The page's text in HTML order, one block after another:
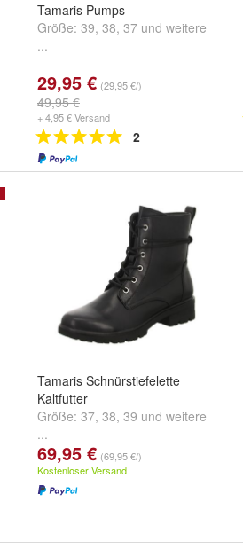
Tamaris Pumps
Größe: 39, 38, 37 und weitere
...
29,95 € (29,95 €/)
49,95 €
+ 4,95 € Versand
2
Tamaris Schnürstiefelette
Kaltfutter
Größe: 37, 38, 39 und weitere
...
69,95 € (69,95 €/)
Kostenloser Versand